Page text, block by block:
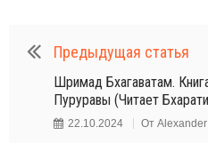
Предыдущая статья
Шримад Бхагаватам.
Пуруравы (Читает
22.10.2024 От